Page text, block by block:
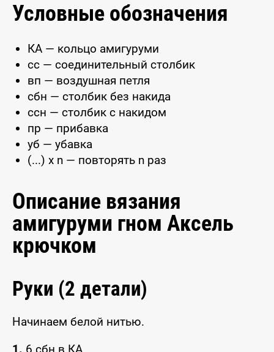
Условные обозначения
КА — кольцо амигуруми
сс — соединительный столбик
вп — воздушная петля
сбн — столбик без накида
ссн — столбик с накидом
пр — прибавка
уб — убавка
(...) x n — повторять n раз
Описание вязания
амигуруми гном Аксель
крючком
Руки (2 детали)
Начинаем белой нитью.